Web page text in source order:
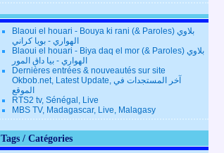
Blaoui el houari - Bouya ki rani (& Paroles) بلاوي
الهواري - بويا كراني
Blaoui el houari - Biya daq el mor (& Paroles) بلاوي
الهواري - بيا داق المور
Dernières entrées & nouveautés sur site
Okbob.net, Latest Update, آخر المستجدات في
الموقع
RTS2 tv, Sénégal, Live
MBS TV, Madagascar, Live, Malagasy
Tags / Catégories